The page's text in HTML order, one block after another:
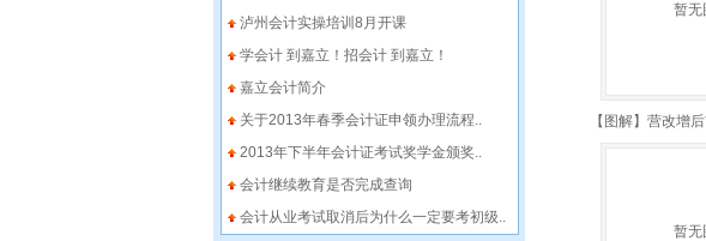
泸州会计实操培训8月开课
学会计 到嘉立！招会计 到嘉立！
嘉立会计简介
关于2013年春季会计证申领办理流程..
2013年下半年会计证考试奖学金颁奖..
会计继续教育是否完成查询
会计从业考试取消后为什么一定要考初级..
暂无
【图解】营改增
暂无